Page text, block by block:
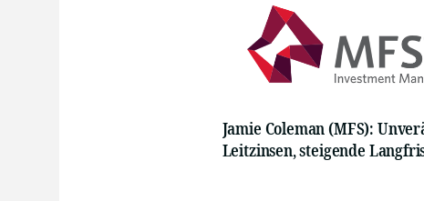
Jamie Coleman (MFS):
Leitzinsen, steigende